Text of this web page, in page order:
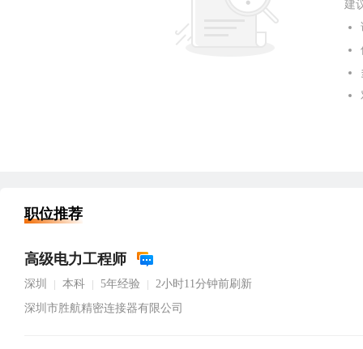
建
职位推荐
高级电力工程师
深圳 本科 5年经验
2小时11分钟前刷新
深圳市胜航精密连接器有限公司